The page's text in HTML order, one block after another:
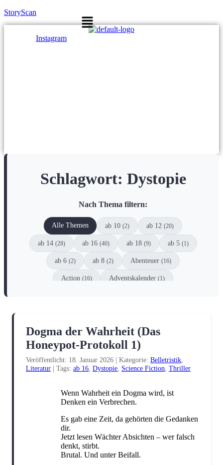
StoryScan Menü
Instagram
Schlagwort: Dystopie
Nach Thema filtern:
Alle Themen ab 10 (2) ab 12 (20)
ab 14 (28) ab 16 (40) ab 18 (9) ab 5 (1)
ab 6 (2) ab 8 (2) Abenteuer (16)
Action (16) Adventskalender (1)
Dark Romance(10) DC(3)
DC Black Label(1) Detektive (1)
Dystopie(1) Einzelspieler(1)
Escape(1) Familie(2)
Fantasy(51) Filme(2) Gesellschaftsspiel(1)
Graphic Novel(2) Historisch(3) Horror(12)
Humor(6) Jugendbuch(1)
Dogma der Wahrheit (Das
Honeypot-Protokoll 1)
Veröffentlicht: 18. Januar 2026 | Kategorie: Belletristik
Literatur | Tags: ab 16 Dystopie Science Fiction Thriller
Wenn Wahrheit ein Dogma wird, ist
Denken ein Verbrechen.
Es gab eine Zeit, da gehörten die Gedanken
dir.
Jetzt lesen Wächter Absichten – wer falsch
denkt, stirbt.
Brutal. Und unter Beifall.